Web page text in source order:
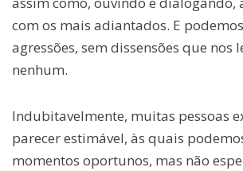
com os mais adiantados. E
agressões, sem dissensões que nos
nenhum.
Indubitavelmente, muitas pessoas
parecer estimável, às quais
momentos oportunos, mas não